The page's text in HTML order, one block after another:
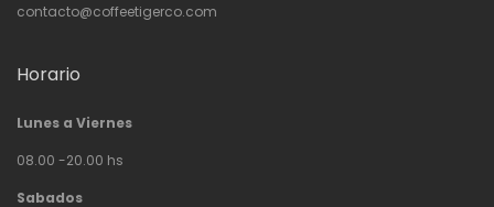
contacto@coffeetigerco.com
Horario
Lunes a Viernes
08.00 -20.00 hs
Sabados